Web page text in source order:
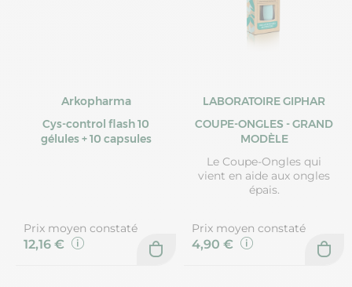
Arkopharma
Cys-control flash 10
gélules + 10 capsules
Prix moyen constaté
12,16 €
LABORATOIRE GIPHAR
COUPE-ONGLES - GRAND
MODÈLE
Le Coupe-Ongles qui
vient en aide aux ongles
épais.
Prix moyen constaté
4,90 €